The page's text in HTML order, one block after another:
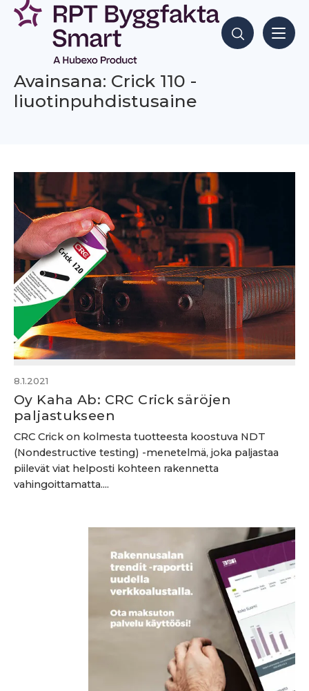
Siirry
sisältöön
Hae sisältöjä
Avainsana: Crick 110 -
liuotinpuhdistusaine
8.1.2021
Oy Kaha Ab: CRC Crick säröjen
paljastukseen
CRC Crick on kolmesta tuotteesta koostuva NDT
(Nondestructive testing) -menetelmä, joka paljastaa
piilevät viat helposti kohteen rakennetta
vahingoittamatta....